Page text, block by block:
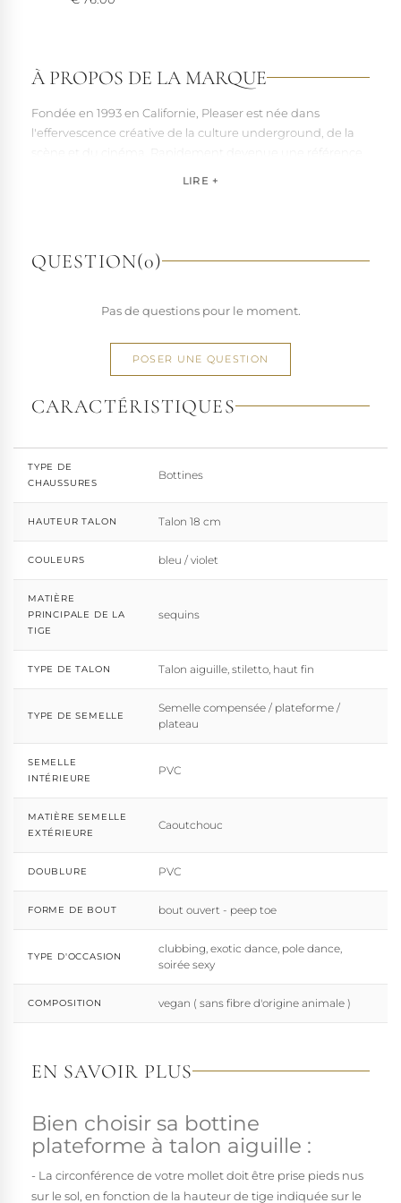
À PROPOS DE LA MARQUE
Fondée en 1993 en Californie, Pleaser est née dans
l'effervescence créative de la culture underground, de la
elle a étendu son savoir-faire à d'autres univers. Pleaser est
aujourd'hui distribuée dans 110 pays.
de la mode, Pleaser propose des collections ultra féminines
une large gamme de pointures. Parce qu'un style ne
devrait jamais se réduire à une question de centimètres, la
marque défend une idée simple : permettre à chacun
d'exprimer, sans contrainte, qui il veut être.
LIRE +
QUESTION(0)
Pas de questions pour le moment.
POSER UNE QUESTION
CARACTÉRISTIQUES
TYPE DE
CHAUSSURES
Bottines
HAUTEUR TALON Talon 18 cm
COULEURS bleu / violet
MATIÈRE
PRINCIPALE DE LA
TIGE
sequins
TYPE DE TALON Talon aiguille, stiletto, haut fin
TYPE DE SEMELLE
Semelle compensée / plateforme /
plateau
SEMELLE
INTÉRIEURE
PVC
MATIÈRE SEMELLE
EXTÉRIEURE
Caoutchouc
DOUBLURE PVC
FORME DE BOUT bout ouvert - peep toe
TYPE D'OCCASION
clubbing, exotic dance, pole dance,
soirée sexy
COMPOSITION vegan ( sans fibre d'origine animale )
EN SAVOIR PLUS
Bien choisir sa bottine
plateforme à talon aiguille :
- La circonférence de votre mollet doit être prise pieds nus
sur le sol, en fonction de la hauteur de tige indiquée sur le